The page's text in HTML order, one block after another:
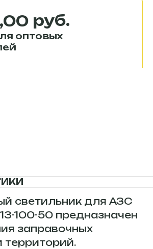
руб.
светильник для АЗС
100-50 предназначен
заправочных
территорий.